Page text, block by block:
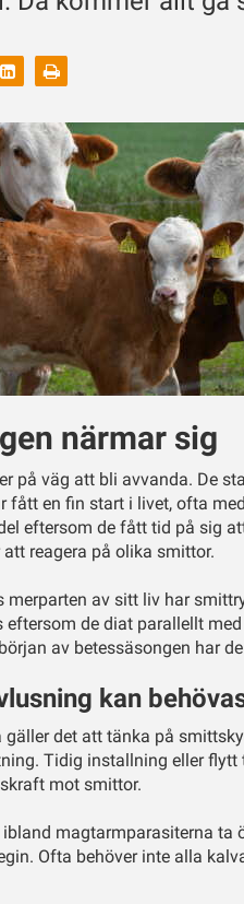
LinkedinSkriv
närmar sig
på väg att bli avvanda. De
fått en fin start i livet, ofta
eftersom de fått tid på sig
reagera på olika smittor.
merparten av sitt liv har
de diat parallellt
av betessäsongen har
kan
det att tänka på
Tidig installning eller
mot smittor.
magtarmparasiterna ta
Ofta behöver inte alla